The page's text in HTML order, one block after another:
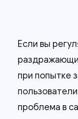
Если вы
при попытке
проблема в